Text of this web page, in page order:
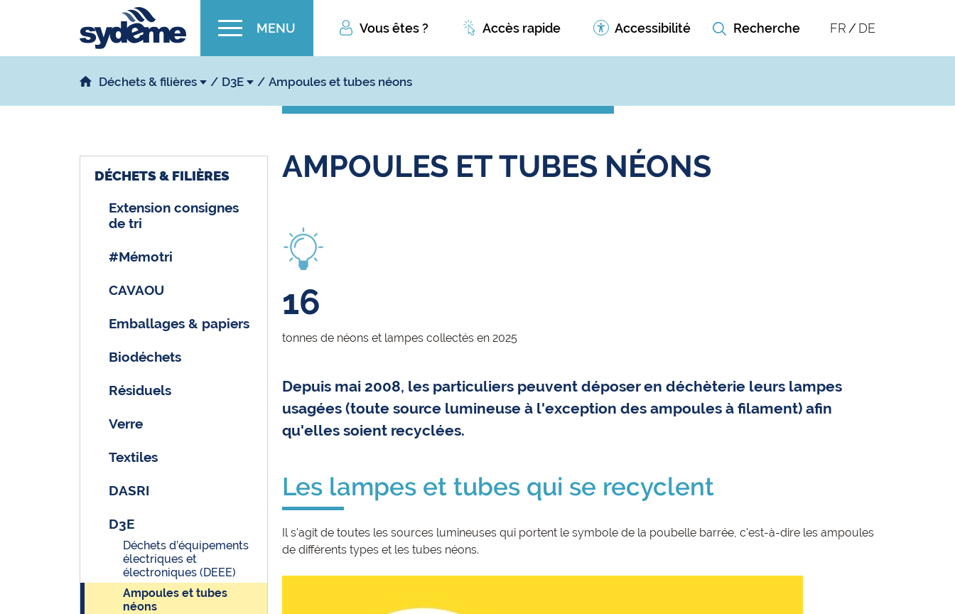
MENU Vous êtes ? Accès rapide Accessibilité FR DE
Déchets & filières D3E Ampoules et tubes néons
AMPOULES ET TUBES NÉONS
16
tonnes de néons et lampes collectés en 2025
Depuis mai 2008, les particuliers peuvent déposer en déchèterie leurs lampes
usagées (toute source lumineuse à l'exception des ampoules à filament) afin
qu'elles soient recyclées.
Les lampes et tubes qui se recyclent
Il s'agit de toutes les sources lumineuses qui portent le symbole de la poubelle barrée, c'est-à-dire les ampoules
de différents types et les tubes néons.
DÉCHETS & FILIÈRES
Extension consignes
de tri
#Mémotri
CAVAOU
Emballages & papiers
Biodéchets
Résiduels
Verre
Textiles
DASRI
D3E
Déchets d’équipements
électriques et
électroniques (DEEE)
Ampoules et tubes
néons